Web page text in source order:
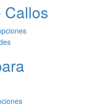
Callos
Este
Este